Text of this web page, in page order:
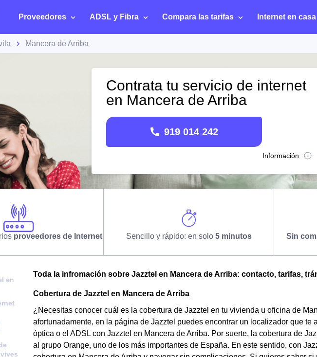
Proveedores ADSL y Fibra Compara las tarifas Internet en casa
Mancera de Arriba
Contrata tu servicio de internet
en Mancera de Arriba
919 014 242
Información
proveedores de Internet Sencillo y rápido: en solo 5 minutos Sin
en
Toda la infromación sobre Jazztel en Mancera de Arriba: contacto, tarifas,
Cobertura de Jazztel en Mancera de Arriba
¿Necesitas conocer cuál es la cobertura de Jazztel en tu vivienda u oficina de
afortunadamente, en la página de Jazztel puedes encontrar un localizador que te
óptica o el ADSL con Jazztel en Mancera de Arriba. Por suerte, la cobertura de
al grupo Orange, uno de los más importantes de España. En este sentido, con